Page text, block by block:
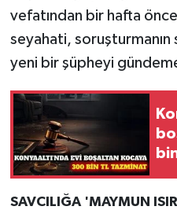
vefatından bir hafta
seyahati,
yeni bir şüpheyi
SAVCILIĞA 'MAYMUN